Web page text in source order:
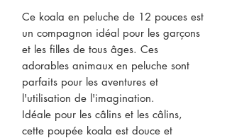
Ce koala en peluche de 12 pouces est
un compagnon idéal pour les garçons
et les filles de tous âges. Ces
adorables animaux en peluche sont
parfaits pour les aventures et
l'utilisation de l'imagination.
Idéale pour les câlins et les câlins,
cette poupée koala est douce et